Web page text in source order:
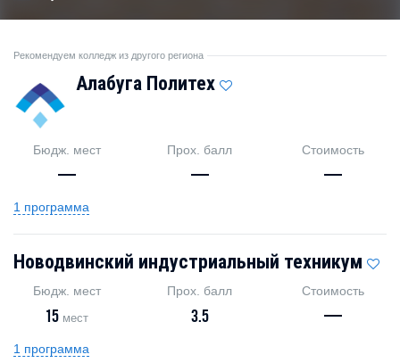
Рекомендуем колледж из другого региона
Алабуга Политех
Бюдж. мест
—
Прох. балл
—
Стоимость
—
1 программа
Новодвинский индустриальный техникум
Бюдж. мест
15 мест
Прох. балл
3.5
Стоимость
—
1 программа